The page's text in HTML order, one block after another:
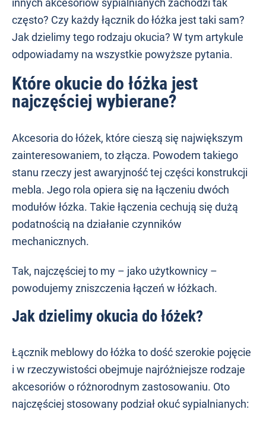
często? Czy każdy łącznik do łóżka jest taki sam?
Jak dzielimy tego rodzaju okucia? W tym artykule
odpowiadamy na wszystkie powyższe pytania.
Które okucie do łóżka jest
najczęściej wybierane?
Akcesoria do łóżek, które cieszą się największym
zainteresowaniem, to złącza. Powodem takiego
stanu rzeczy jest awaryjność tej części konstrukcji
mebla. Jego rola opiera się na łączeniu dwóch
modułów łózka. Takie łączenia cechują się dużą
podatnością na działanie czynników
mechanicznych.
Tak, najczęściej to my – jako użytkownicy –
powodujemy zniszczenia łączeń w łóżkach.
Jak dzielimy okucia do łóżek?
Łącznik meblowy do łóżka to dość szerokie pojęcie
i w rzeczywistości obejmuje najróżniejsze rodzaje
akcesoriów o różnorodnym zastosowaniu. Oto
najczęściej stosowany podział okuć sypialnianych:
Filce, zaślepki, odbojniki
Drążki, wsporniki, haczyki ubraniowe
Okucia do szkatułek
Klucze imbusowe
Uchwyty meblowe
Ślizgi meblowe
Zaślepki do rur i profili
Zasuwki meblowe
Zawiasy tłoczkowe
Zawiasy splatane
Zawiasy trzpieniowe
Systemy montażowe
Okucia do drzwi i okien
Przyssawki
Prowadnice drzwi szklanych
przesuwnych
Piktogramy
Organizery na biurko
Torby i plecaki